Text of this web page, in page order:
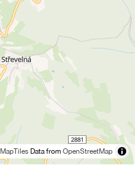
Data from OpenStreetMap